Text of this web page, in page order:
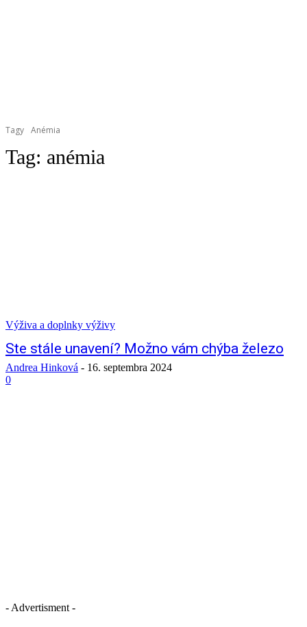
Tagy Anémia
Tag: anémia
Výživa a doplnky výživy
Ste stále unavení? Možno vám chýba železo
Andrea Hinková - 16. septembra 2024
0
- Advertisment -